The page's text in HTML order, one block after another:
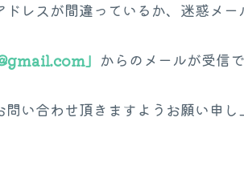
レスが間違っているか、迷惑メー
」
からのメールが受信
い合わせ頂きますようお願い申し